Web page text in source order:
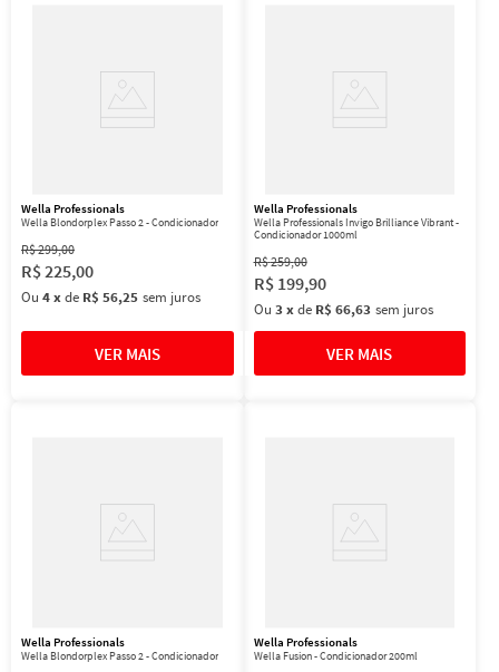
Wella Professionals
Wella Blondorplex Passo 2 - Condicionador
R$299,00
R$225,00
Ou 4xde R$ 56,25 sem juros
Wella Professionals
Wella Professionals Invigo Brilliance Vibrant -
Condicionador 1000ml
R$259,00
R$ 199,90
Ou 3 xde R$ 66,63 sem juros
Wella Professionals
Wella Blondorplex Passo 2 - Condicionador
Wella Professionals
Wella Fusion - Condicionador 200ml